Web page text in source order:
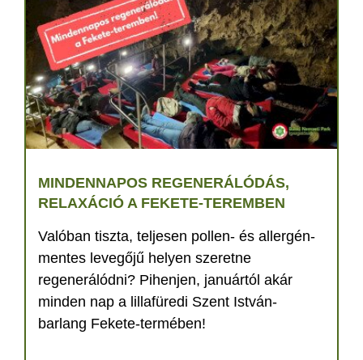
MINDENNAPOS REGENERÁLÓDÁS,
RELAXÁCIÓ A FEKETE-TEREMBEN
Valóban tiszta, teljesen pollen- és allergén-
mentes levegőjű helyen szeretne
regenerálódni? Pihenjen, januártól akár
minden nap a lillafüredi Szent István-
barlang Fekete-termében!